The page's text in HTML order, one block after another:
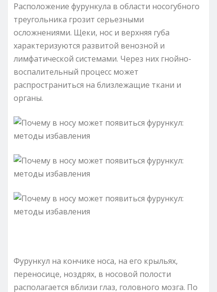
Расположение фурункула в области носогубного
треугольника грозит серьезными
осложнениями. Щеки, нос и верхняя губа
характеризуются развитой венозной и
лимфатической системами. Через них гнойно-
воспалительный процесс может
распространиться на близлежащие ткани и
органы.
Фурункул на кончике носа, на его крыльях,
переносице, ноздрях, в носовой полости
располагается вблизи глаз, головного мозга. По